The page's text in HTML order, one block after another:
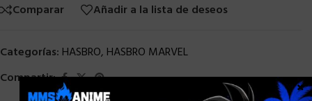
Comparar
Añadir a la lista de deseos
Categorías: HASBRO, HASBRO MARVEL
Compartir:
×